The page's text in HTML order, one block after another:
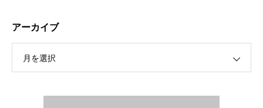
アーカイブ
月を選択